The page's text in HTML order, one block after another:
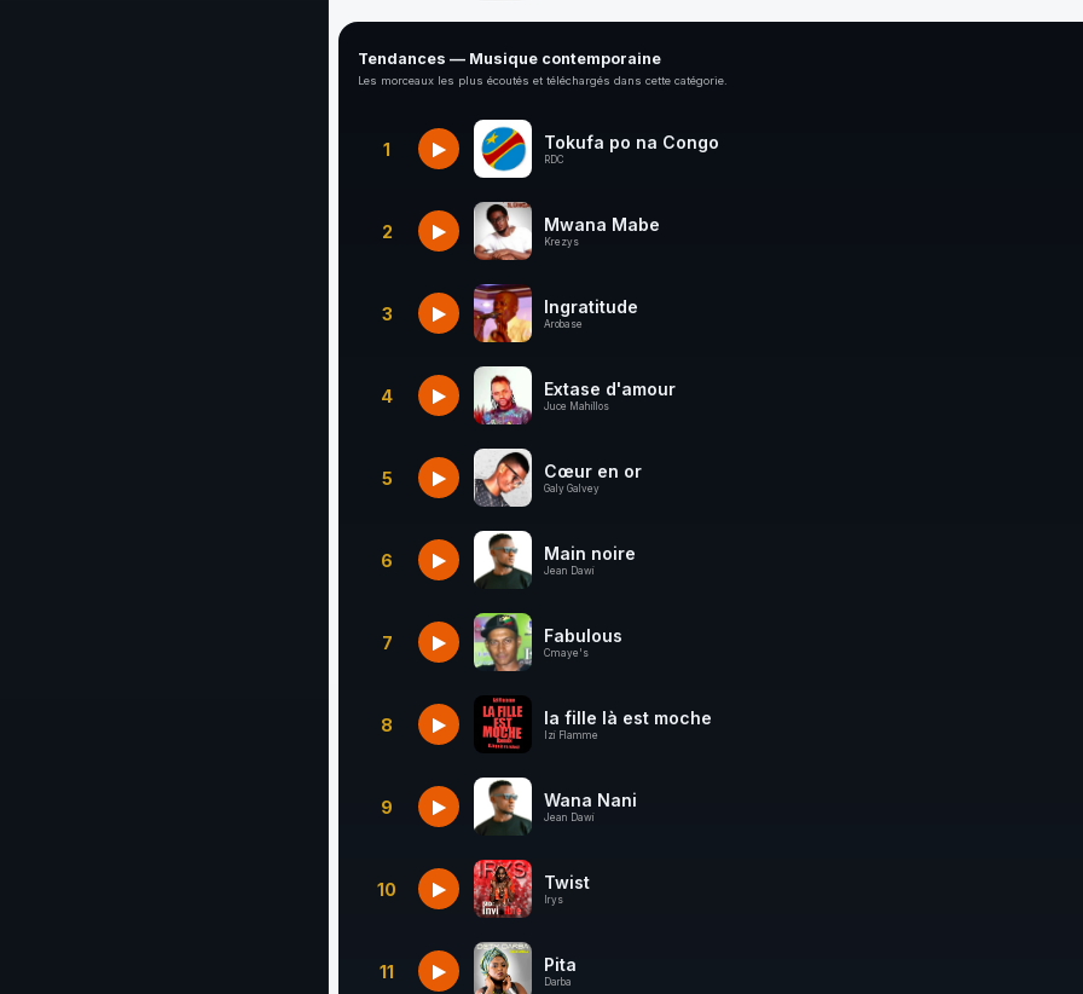
Tendances — Musique contemporaine
Les morceaux les plus écoutés et téléchargés dans cette catégorie.
1 Tokufa po na Congo
RDC
2 Mwana Mabe
Krezys
3 Ingratitude
Arobase
4 Extase d'amour
Juce Mahillos
5 Cœur en or
Galy Galvey
6 Main noire
Jean Dawi
7 Fabulous
Cmaye's
8 la fille là est moche
Izi Flamme
9 Wana Nani
Jean Dawi
10 Twist
Irys
11 Pita
Darba